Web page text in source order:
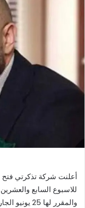
أعلنت شركة تذكرتي فتح
والمقرر لها 25 يونيو الجاري.